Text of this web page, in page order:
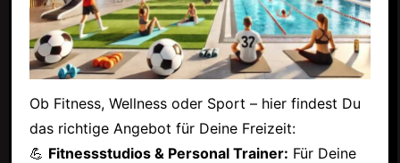
Ob Fitness, Wellness oder Sport – hier findest Du
das richtige Angebot für Deine Freizeit:
💪 Fitnessstudios & Personal Trainer: Für Deine